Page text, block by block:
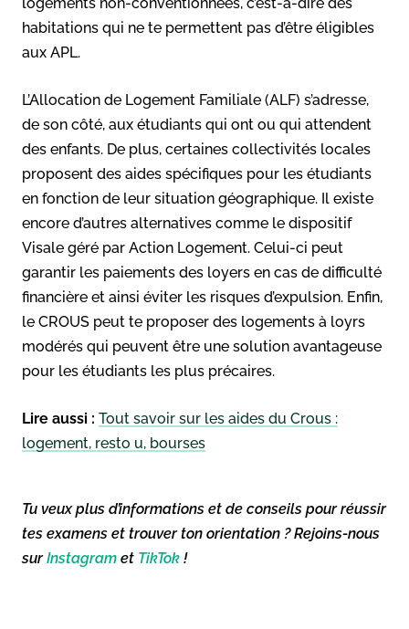
habitations qui ne te permettent pas d’être éligibles
aux APL.
L’Allocation de Logement Familiale (ALF) s’adresse,
de son côté, aux étudiants qui ont ou qui attendent
des enfants. De plus, certaines collectivités locales
proposent des aides spécifiques pour les étudiants
en fonction de leur situation géographique. Il existe
encore d’autres alternatives comme le dispositif
Visale géré par Action Logement. Celui-ci peut
garantir les paiements des loyers en cas de difficulté
financière et ainsi éviter les risques d’expulsion. Enfin,
le CROUS peut te proposer des logements à loyrs
modérés qui peuvent être une solution avantageuse
pour les étudiants les plus précaires.
Lire aussi : Tout savoir sur les aides du Crous :
logement, resto u, bourses
Tu veux plus d’informations et de conseils pour réussir
tes examens et trouver ton orientation ? Rejoins-nous
surInstagram et TikTok !